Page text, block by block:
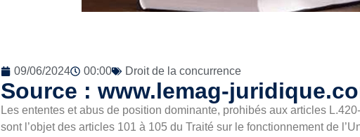
09/06/2024 00:00 Droit de la concurrence
Source : www.lemag-
Les ententes et abus de position dominante, prohibés aux articles
sont l’objet des articles 101 à 105 du Traité sur le fonctionnement de